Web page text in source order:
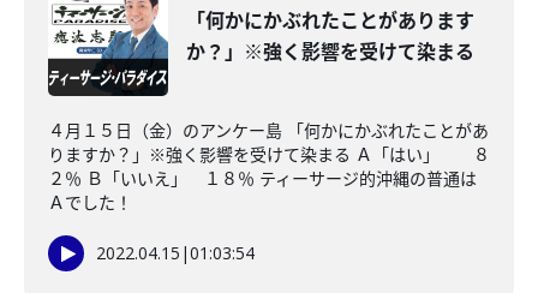
「何かにかぶれたことがあります
か？」※強く影響を受けて染まる
４月１５日（金）のアンケー島 「何かにかぶれたことがあ
りますか？」※強く影響を受けて染まる Ａ「はい」 ８
２％ Ｂ「いいえ」 １８％ ティーサージ的沖縄の普通は
Ａでした！
2022.04.15 |01:03:54